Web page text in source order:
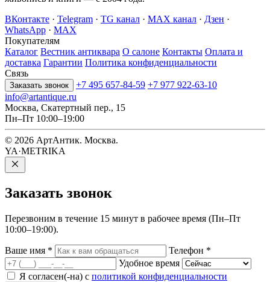
ВКонтакте · Telegram · TG канал · MAX канал · Дзен ·
WhatsApp · MAX
Покупателям
Каталог Вестник антиквара О салоне Контакты Оплата и
доставка Гарантии Политика конфиденциальности
Связь
Заказать звонок +7 495 657-84-59 +7 977 922-63-10
info@artantique.ru
Москва, Скатертный пер., 15
Пн–Пт 10:00–19:00
© 2026 АртАнтик. Москва.
YA·METRIKA
Заказать звонок
Перезвоним в течение 15 минут в рабочее время (Пн–Пт
10:00–19:00).
Ваше имя * Телефон *
Удобное время
Я согласен(-на) с политикой конфиденциальности